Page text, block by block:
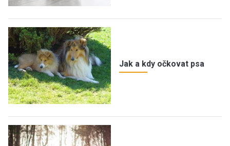
Jak a kdy očkovat psa